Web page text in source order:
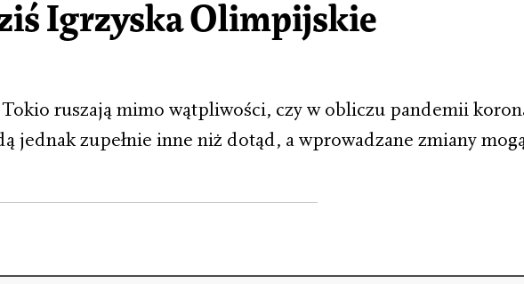
Igrzyska Olimpijskie
ruszają mimo wątpliwości, czy w obliczu pandemii
jednak zupełnie inne niż dotąd, a wprowadzane zmiany